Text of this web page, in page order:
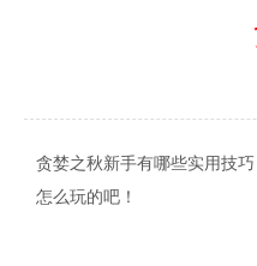
贪婪之秋新手有哪些实用技
怎么玩的吧！